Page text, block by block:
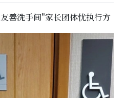
善洗手间"家长团体忧执行方